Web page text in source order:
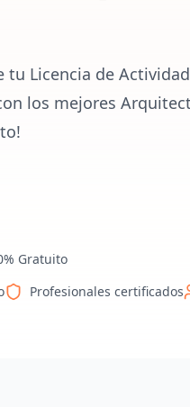
Licencia de
los mejores
Gratuito
Profesionales certificados